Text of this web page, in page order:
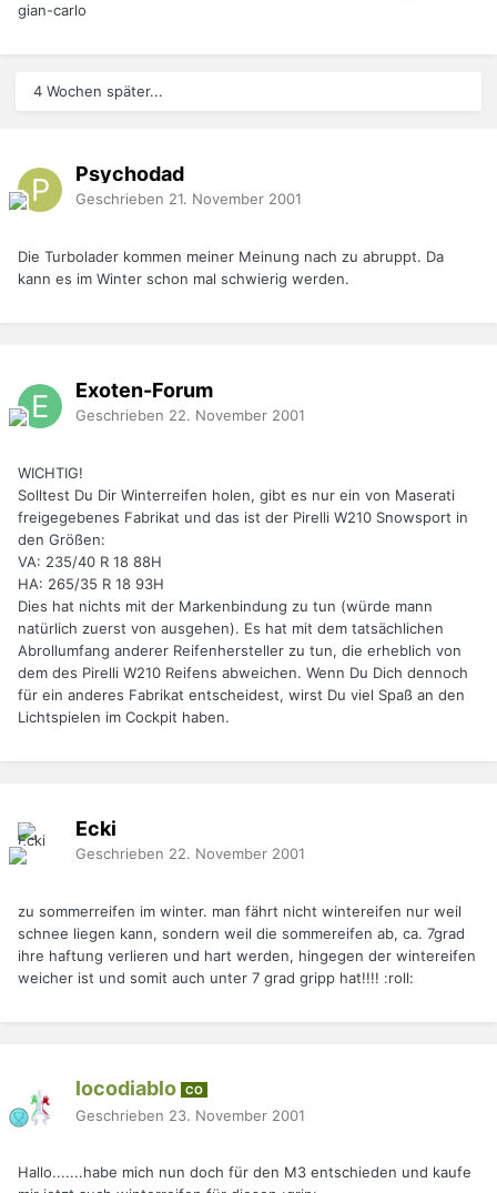
gian-carlo
4 Wochen später...
Psychodad
Geschrieben 21. November 2001
Die Turbolader kommen meiner Meinung nach zu abruppt. Da
kann es im Winter schon mal schwierig werden.
Exoten-Forum
Geschrieben 22. November 2001
WICHTIG!
Solltest Du Dir Winterreifen holen, gibt es nur ein von Maserati
freigegebenes Fabrikat und das ist der Pirelli W210 Snowsport in
den Größen:
VA: 235/40 R 18 88H
HA: 265/35 R 18 93H
Dies hat nichts mit der Markenbindung zu tun (würde mann
natürlich zuerst von ausgehen). Es hat mit dem tatsächlichen
Abrollumfang anderer Reifenhersteller zu tun, die erheblich von
dem des Pirelli W210 Reifens abweichen. Wenn Du Dich dennoch
für ein anderes Fabrikat entscheidest, wirst Du viel Spaß an den
Lichtspielen im Cockpit haben.
Ecki
Geschrieben 22. November 2001
zu sommerreifen im winter. man fährt nicht wintereifen nur weil
schnee liegen kann, sondern weil die sommereifen ab, ca. 7grad
ihre haftung verlieren und hart werden, hingegen der wintereifen
weicher ist und somit auch unter 7 grad gripp hat!!!! :roll:
locodiablo CO
Geschrieben 23. November 2001
Hallo.......habe mich nun doch für den M3 entschieden und kaufe